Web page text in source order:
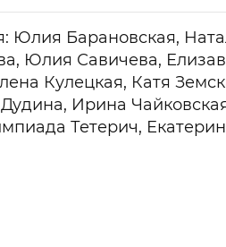
Юлия Барановская,
Юлия Савичева,
Кулецкая, Катя
Ирина
Тетерич,